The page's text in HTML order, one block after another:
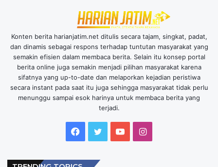
Konten berita harianjatim.net ditulis secara tajam, singkat, padat,
dan dinamis sebagai respons terhadap tuntutan masyarakat yang
semakin efisien dalam membaca berita. Selain itu konsep portal
berita online juga semakin menjadi pilihan masyarakat karena
sifatnya yang up-to-date dan melaporkan kejadian peristiwa
secara instant pada saat itu juga sehingga masyarakat tidak perlu
menunggu sampai esok harinya untuk membaca berita yang
terjadi.
Facebook
TwitterYouTubeInstagram